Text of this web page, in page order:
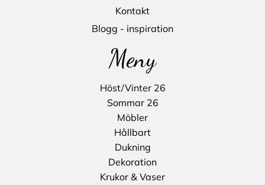
Kontakt
Blogg - inspiration
Meny
Höst/Vinter 26
Sommar 26
Möbler
Hållbart
Dukning
Dekoration
Krukor & Vaser